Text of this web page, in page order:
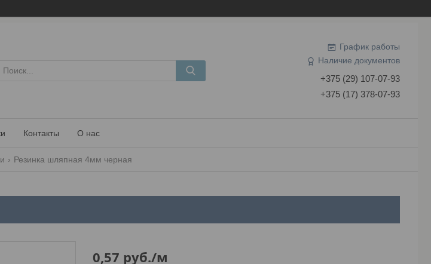
График работы
Наличие документов
+375 (29) 107-07-93
+375 (17) 378-07-93
Контакты О нас
Резинка шляпная 4мм черная
0,57 руб./м